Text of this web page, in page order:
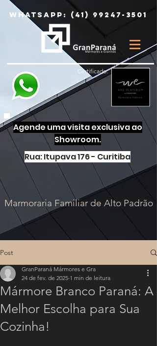
Whatsapp: (41) 99247-3501
Certificado:
Agende uma visita exclusiva ao
Showroom.
Rua: Itupava 176 - Curitiba
Marmoraria Familiar de Alto Padrão
Post
Mármore Branco Paraná: A
Melhor Escolha para Sua
Cozinha!
GranParaná Mármores e Gra
24 de fev. de 2025 1 min de leitura